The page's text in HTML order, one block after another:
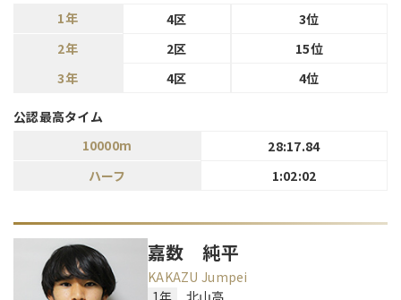
1年
4区
3位
2年
2区
15位
3年
4区 4位
公認最高タイム
10000m
28:17.84
ハーフ
1:02:02
嘉数 純平
KAKAZU Jumpei
1年
北山高